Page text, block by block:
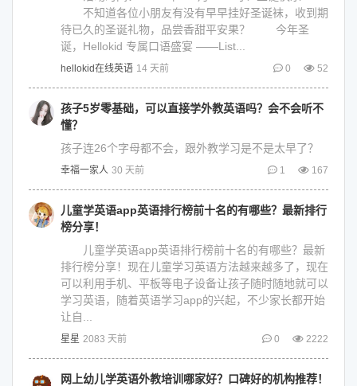
不知道各位小朋友有没有早早挂好圣诞袜，收到期
待已久的圣诞礼物，品尝香甜平安果？ 今年圣
诞，Hellokid 专属口语盛宴 ——List...
hellokid在线英语 14 天前 0 52
孩子5岁零基础，可以直接学外教英语吗？会不会听不
懂？
孩子连26个字母都不会，跟外教学习是不是太早了？
幸福一家人 30 天前 1 167
儿童学英语app英语排行榜前十名的有哪些？最新排行
榜分享！
儿童学英语app英语排行榜前十名的有哪些？最新
排行榜分享！现在儿童学习英语方法越来越多了，现在
可以利用手机、平板等电子设备让孩子随时随地就可以
学习英语，随着英语学习app的兴起，不少家长都开始
让自...
星星 2083 天前 0 2222
网上幼儿学英语外教培训哪家好？口碑好的机构推荐！